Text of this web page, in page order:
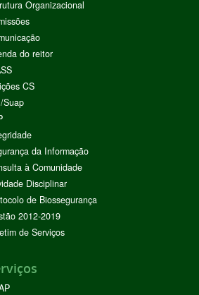
Organizacional
do reitor
CS
Suap
da Informação
à Comunidade
Disciplinar
de Biossegurança
2012-2019
de Serviços